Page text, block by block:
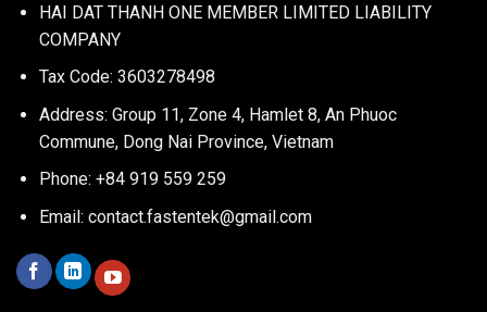
HAI DAT THANH ONE MEMBER LIMITED LIABILITY
COMPANY
Tax Code: 3603278498
Address: Group 11, Zone 4, Hamlet 8, An Phuoc
Commune, Dong Nai Province, Vietnam
Phone: +84 919 559 259
Email: contact.fastentek@gmail.com